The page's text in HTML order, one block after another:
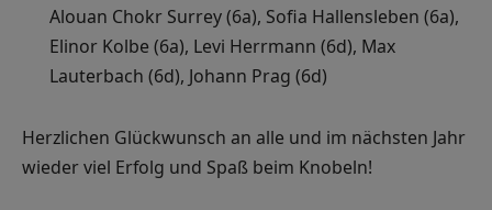
Alouan Chokr Surrey (6a), Sofia Hallensleben (6a),
Elinor Kolbe (6a), Levi Herrmann (6d), Max
Lauterbach (6d), Johann Prag (6d)
Herzlichen Glückwunsch an alle und im nächsten Jahr
wieder viel Erfolg und Spaß beim Knobeln!